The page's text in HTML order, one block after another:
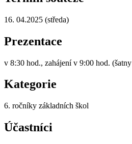
16. 04.2025 (středa)
Prezentace
v 8:30 hod., zahájení v 9:00 hod.
Kategorie
6. ročníky základních škol
Účastníci